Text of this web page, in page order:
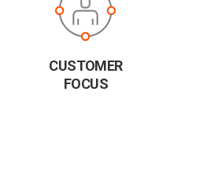
CUSTOMER
FOCUS